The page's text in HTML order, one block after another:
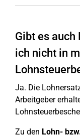
Gibt es
ich nicht in
Ja. Die
Arbeitgeber
Zu den Lohn-